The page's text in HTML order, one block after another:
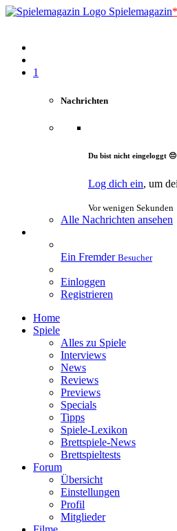
Spielemagazin*
1
Nachrichten
Du bist nicht eingeloggt 😔
Log dich ein, um
Vor wenigen Sekunden
Alle Nachrichten ansehen
Ein Fremder Besucher
Einloggen
Registrieren
Home
Spiele
Alles zu Spiele
Interviews
News
Reviews
Previews
Specials
Tipps
Spiele-Lexikon
Brettspiele-News
Brettspieltests
Forum
Übersicht
Einstellungen
Profil
Mitglieder